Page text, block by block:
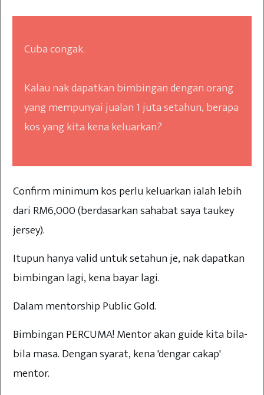
Cuba congak.
Kalau nak dapatkan bimbingan dengan orang
yang mempunyai jualan 1 juta setahun, berapa
kos yang kita kena keluarkan?
Confirm minimum kos perlu keluarkan ialah lebih
dari RM6,000 (berdasarkan sahabat saya taukey
jersey).
Itupun hanya valid untuk setahun je, nak dapatkan
bimbingan lagi, kena bayar lagi.
Dalam mentorship Public Gold.
Bimbingan PERCUMA! Mentor akan guide kita bila-
bila masa. Dengan syarat, kena 'dengar cakap'
mentor.